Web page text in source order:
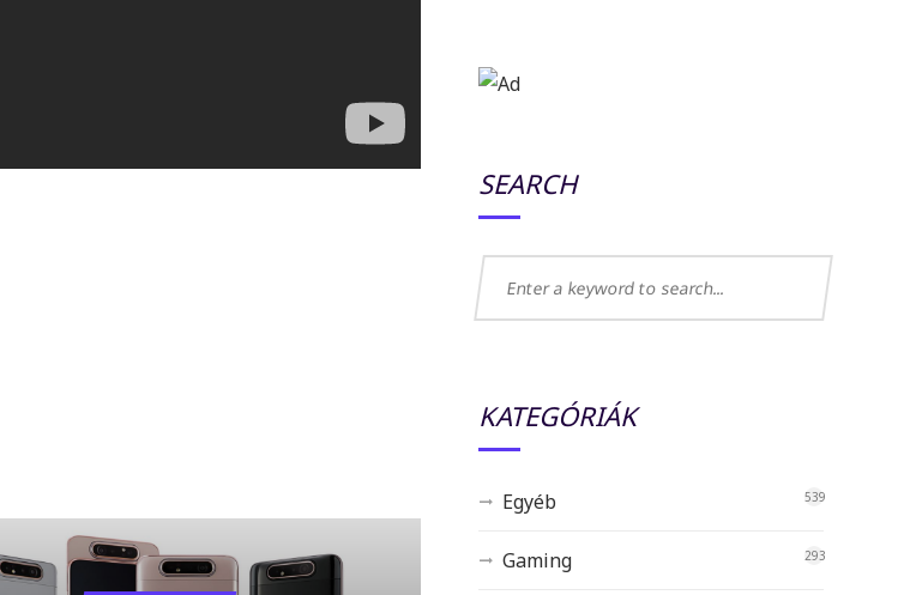
SEARCH
KATEGÓRIÁK
Egyéb 539
Gaming 293